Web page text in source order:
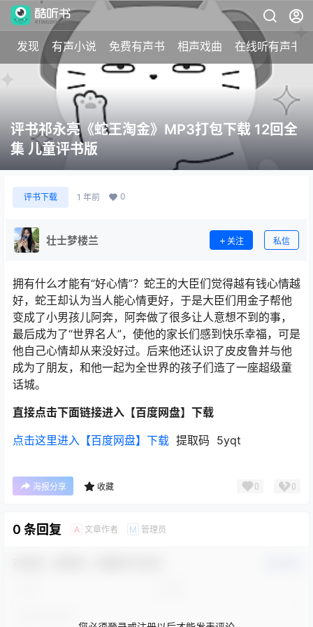
发现 有声小说 免费有声书 相声戏曲 在线听有声书
评书祁永亮《蛇王淘金》MP3打包下载 12回全
集 儿童评书版
评书下载 1 年前 0
壮士梦楼兰 关注 私信
拥有什么才能有“好心情”？蛇王的大臣们觉得越有钱心情越
好，蛇王却认为当人能心情更好，于是大臣们用金子帮他
变成了小男孩儿阿奔，阿奔做了很多让人意想不到的事，
最后成为了“世界名人”，使他的家长们感到快乐幸福，可是
他自己心情却从来没好过。后来他还认识了皮皮鲁并与他
成为了朋友，和他一起为全世界的孩子们造了一座超级童
话城。
直接点击下面链接进入【百度网盘】下载
点击这里进入【百度网盘】下载 提取码 5yqt
海报分享 收藏 0 0
0 条回复 A 文章作者 M 管理员